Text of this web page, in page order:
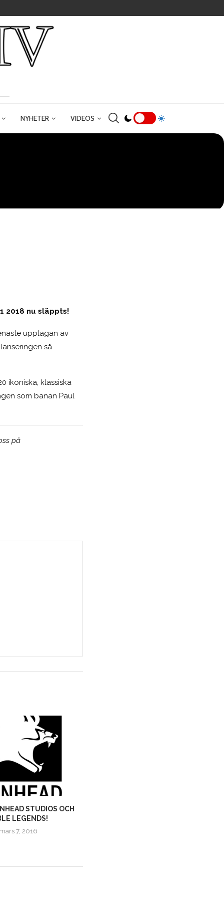
NYHETER VIDEOS
2018 nu släppts!
upplagan av
lanseringen så
ikoniska, klassiska
som banan Paul
på
STUDIOS OCH
LEGENDS!
7, 2016